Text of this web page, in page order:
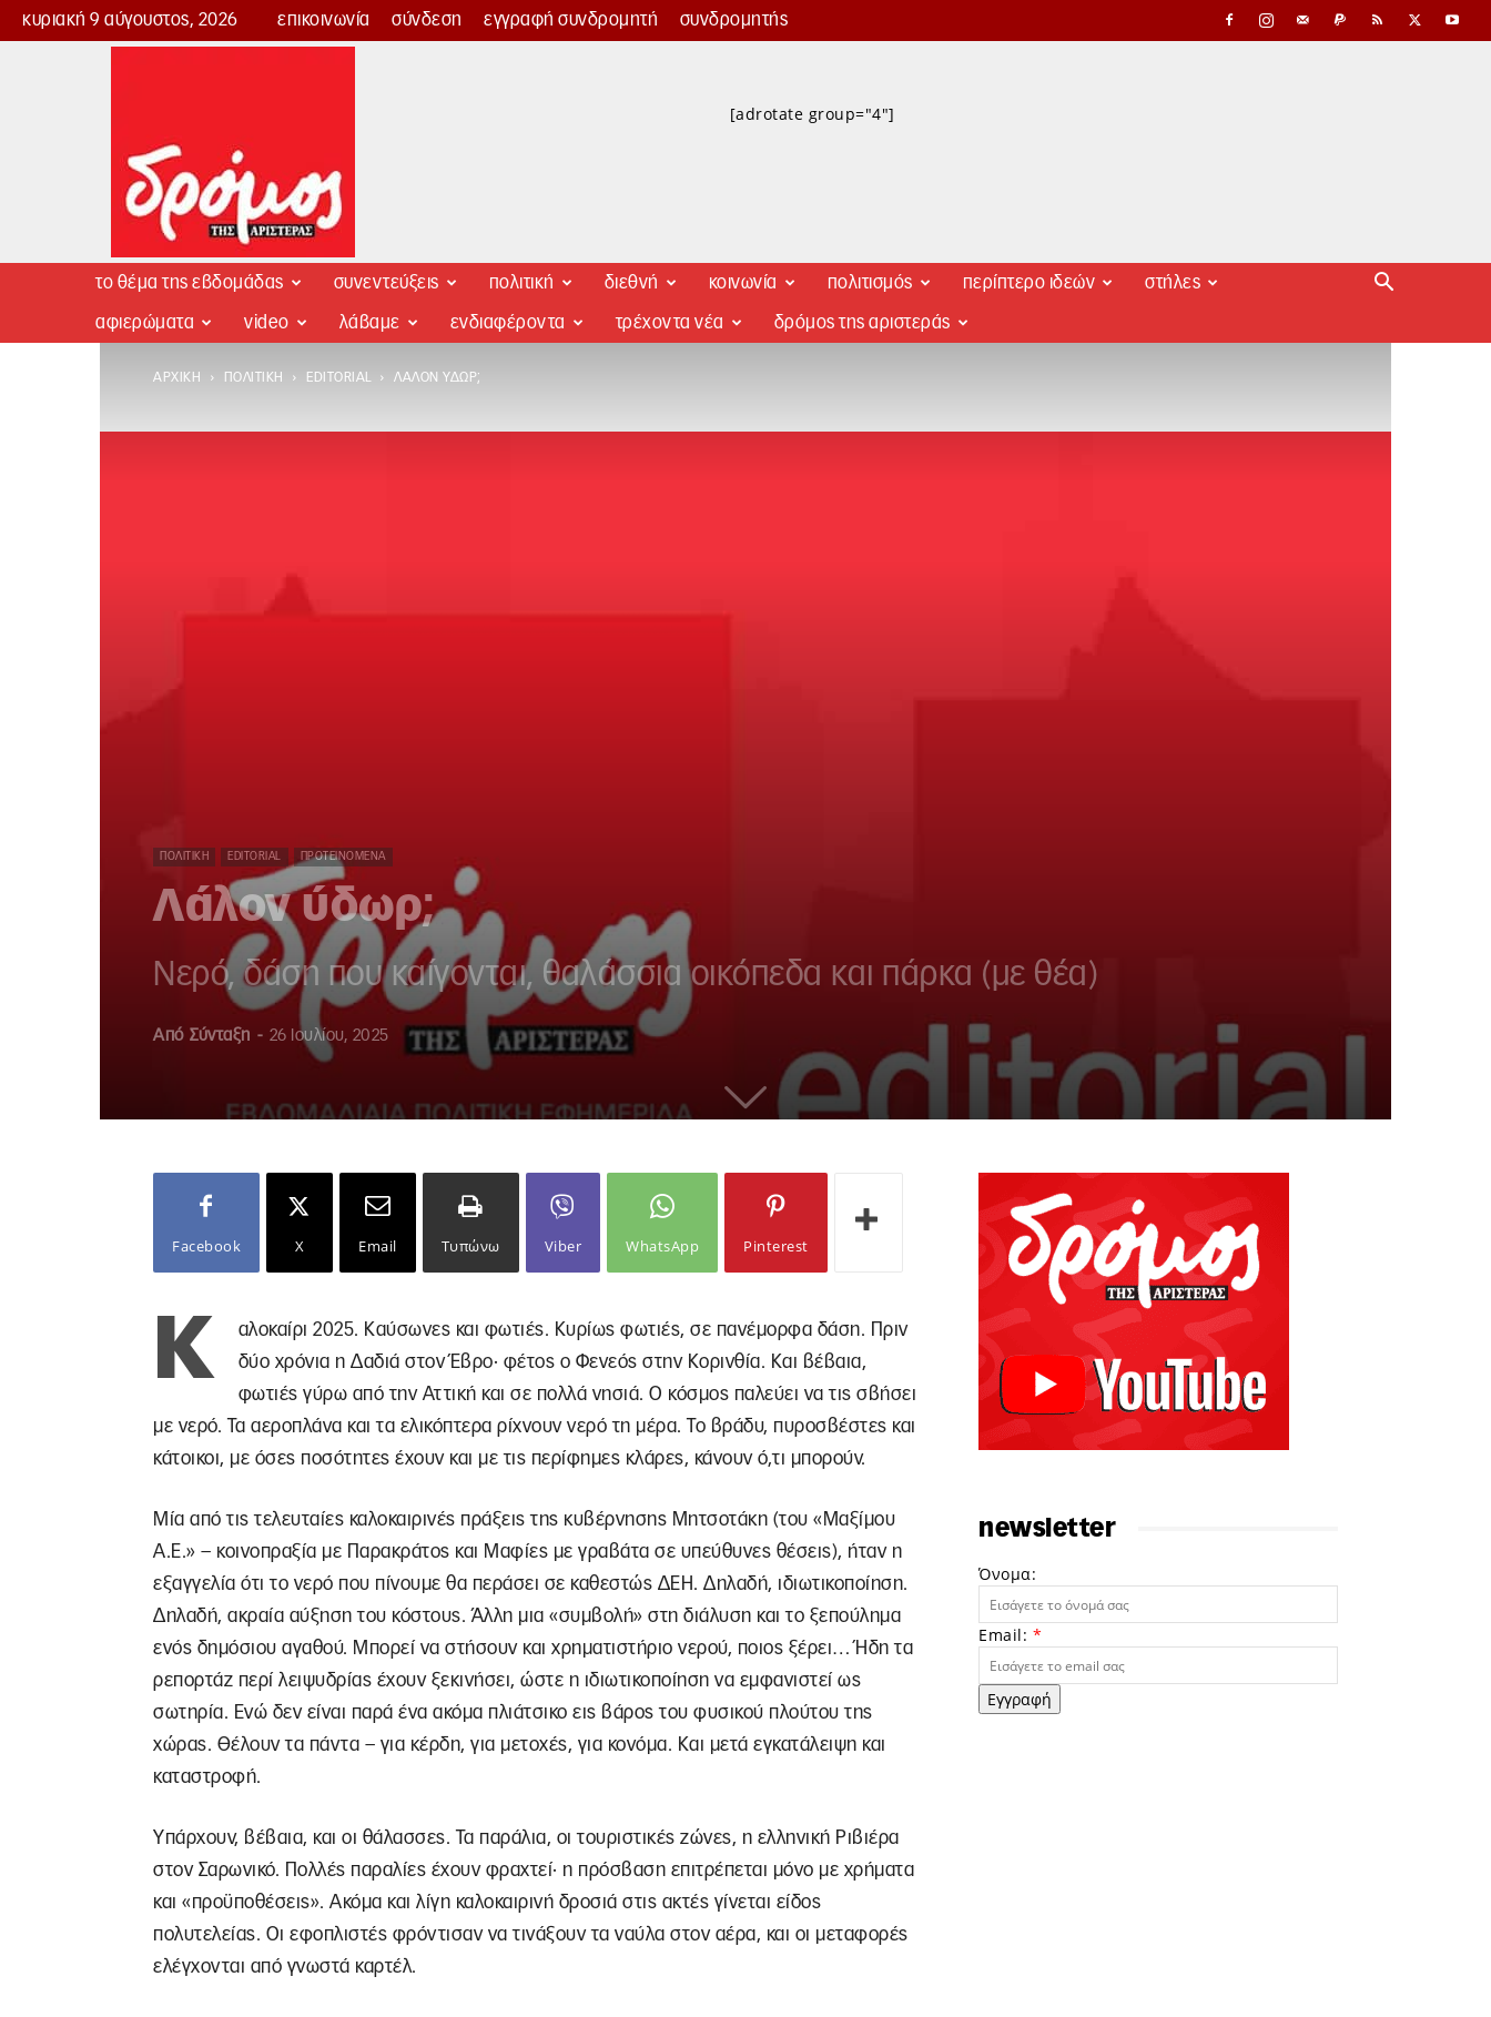
κυριακή 9 αύγουστος, 2026 επικοινωνία σύνδεση εγγραφή συνδρομητή συνδρομητής
Δρόμος
[adrotate group="4"]
το θέμα της εβδομάδας συνεντεύξεις πολιτική διεθνή κοινωνία πολιτισμός περίπτερο ιδεών στήλες
αφιερώματα video λάβαμε ενδιαφέροντα τρέχοντα νέα δρόμος της αριστεράς
ΑΡΧΙΚΉ ΠΟΛΙΤΙΚΉ EDITORIAL ΛΆΛΟΝ ΎΔΩΡ;
ΠΟΛΙΤΙΚΉ EDITORIAL ΠΡΟΤΕΙΝΌΜΕΝΑ
Λάλον ύδωρ;
Νερό, δάση που καίγονται, θαλάσσια οικόπεδα και πάρκα (με θέα)
Από Σύνταξη - 26 Ιουλίου, 2025
Facebook X Email Τυπώνω Viber WhatsApp Pinterest
Κ
αλοκαίρι 2025. Καύσωνες και φωτιές. Κυρίως φωτιές, σε πανέμορφα δάση. Πριν
δύο χρόνια η Δαδιά στον Έβρο· φέτος ο Φενεός στην Κορινθία. Και βέβαια,
φωτιές γύρω από την Αττική και σε πολλά νησιά. Ο κόσμος παλεύει να τις σβήσει
με νερό. Τα αεροπλάνα και τα ελικόπτερα ρίχνουν νερό τη μέρα. Το βράδυ, πυροσβέστες και
κάτοικοι, με όσες ποσότητες έχουν και με τις περίφημες κλάρες, κάνουν ό,τι μπορούν.
Μία από τις τελευταίες καλοκαιρινές πράξεις της κυβέρνησης Μητσοτάκη (του «Μαξίμου
Α.Ε.» – κοινοπραξία με Παρακράτος και Μαφίες με γραβάτα σε υπεύθυνες θέσεις), ήταν η
εξαγγελία ότι το νερό που πίνουμε θα περάσει σε καθεστώς ΔΕΗ. Δηλαδή, ιδιωτικοποίηση.
Δηλαδή, ακραία αύξηση του κόστους. Άλλη μια «συμβολή» στη διάλυση και το ξεπούλημα
ενός δημόσιου αγαθού. Μπορεί να στήσουν και χρηματιστήριο νερού, ποιος ξέρει… Ήδη τα
ρεπορτάζ περί λειψυδρίας έχουν ξεκινήσει, ώστε η ιδιωτικοποίηση να εμφανιστεί ως
σωτηρία. Ενώ δεν είναι παρά ένα ακόμα πλιάτσικο εις βάρος του φυσικού πλούτου της
χώρας. Θέλουν τα πάντα – για κέρδη, για μετοχές, για κονόμα. Και μετά εγκατάλειψη και
καταστροφή.
Υπάρχουν, βέβαια, και οι θάλασσες. Τα παράλια, οι τουριστικές ζώνες, η ελληνική Ριβιέρα
στον Σαρωνικό. Πολλές παραλίες έχουν φραχτεί· η πρόσβαση επιτρέπεται μόνο με χρήματα
και «προϋποθέσεις». Ακόμα και λίγη καλοκαιρινή δροσιά στις ακτές γίνεται είδος
πολυτελείας. Οι εφοπλιστές φρόντισαν να τινάξουν τα ναύλα στον αέρα, και οι μεταφορές
ελέγχονται από γνωστά καρτέλ.
newsletter
Όνομα:
Email: *
Εγγραφή